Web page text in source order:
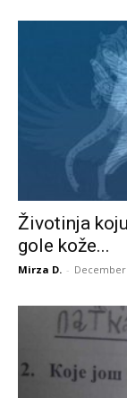
Životinja
gole kože...
Mirza D. - December